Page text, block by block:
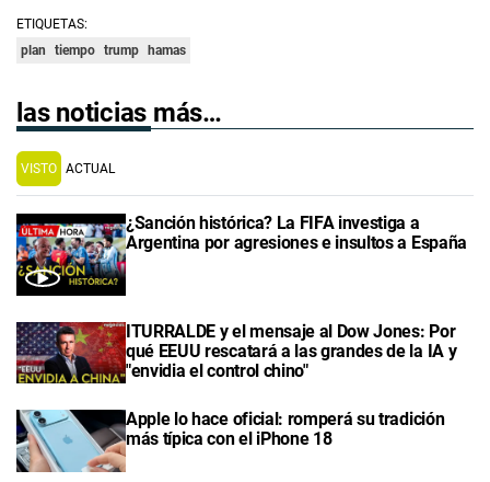
ETIQUETAS:
plan
tiempo trump hamas
las noticias más…
VISTO ACTUAL
¿Sanción histórica? La FIFA investiga a
Argentina por agresiones e insultos a España
ITURRALDE y el mensaje al Dow Jones: Por
qué EEUU rescatará a las grandes de la IA y
"envidia el control chino"
Apple lo hace oficial: romperá su tradición
más típica con el iPhone 18